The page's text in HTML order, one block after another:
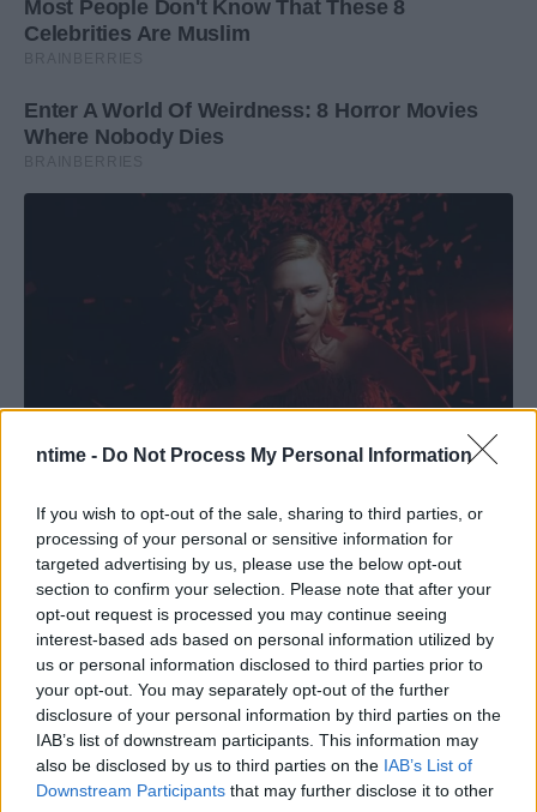
ntime - Do Not Process My Personal Information
If you wish to opt-out of the sale, sharing to third parties, or
processing of your personal or sensitive information for
targeted advertising by us, please use the below opt-out
section to confirm your selection. Please note that after your
opt-out request is processed you may continue seeing
interest-based ads based on personal information utilized by
us or personal information disclosed to third parties prior to
your opt-out. You may separately opt-out of the further
disclosure of your personal information by third parties on the
IAB’s list of downstream participants. This information may
also be disclosed by us to third parties on the IAB’s List of
Downstream Participants that may further disclose it to other